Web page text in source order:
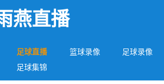
燕直播
足球直播 篮球录像
足球录像
足球集锦